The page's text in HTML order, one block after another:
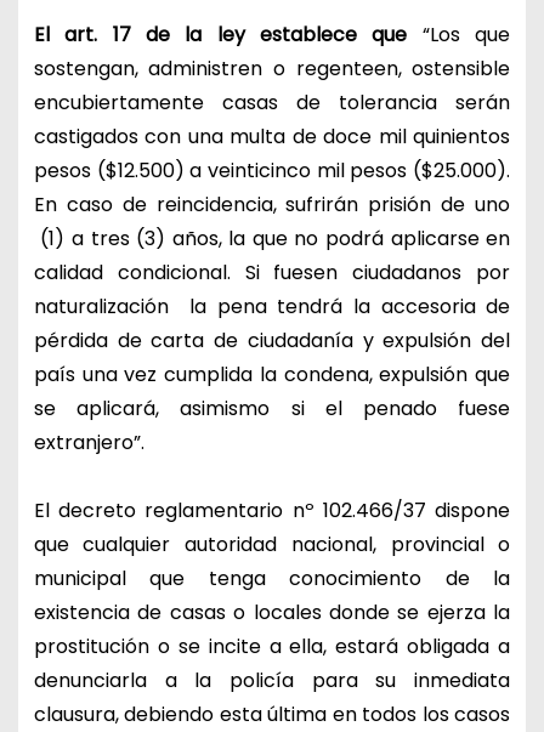
El art. 17 de la ley establece que “Los que
sostengan, administren o regenteen, ostensible
encubiertamente casas de tolerancia serán
castigados con una multa de doce mil quinientos
pesos ($12.500) a veinticinco mil pesos ($25.000).
En caso de reincidencia, sufrirán prisión de uno
(1) a tres (3) años, la que no podrá aplicarse en
calidad condicional. Si fuesen ciudadanos por
naturalización la pena tendrá la accesoria de
pérdida de carta de ciudadanía y expulsión del
país una vez cumplida la condena, expulsión que
se aplicará, asimismo si el penado fuese
extranjero”.
El decreto reglamentario nº 102.466/37 dispone
que cualquier autoridad nacional, provincial o
municipal que tenga conocimiento de la
existencia de casas o locales donde se ejerza la
prostitución o se incite a ella, estará obligada a
denunciarla a la policía para su inmediata
clausura, debiendo esta última en todos los casos